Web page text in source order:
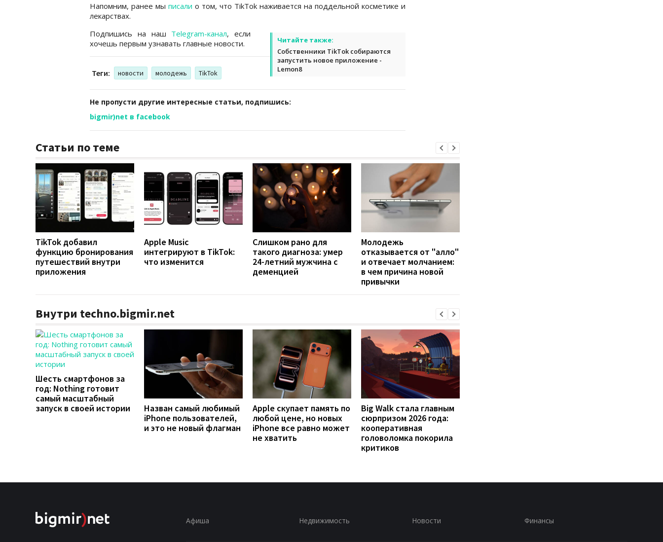
Напомним, ранее мы писали о том, что TikTok наживается на поддельной косметике и
лекарствах.
Читайте также:
Собственники TikTok собираются
запустить новое приложение -
Lemon8
Подпишись на наш Telegram-канал, если
хочешь первым узнавать главные новости.
Теги: новости молодежь TikTok
Не пропусти другие интересные статьи, подпишись:
bigmir)net в facebook
Статьи по теме
TikTok добавил
функцию бронирования
путешествий внутри
приложения
Apple Music
интегрируют в TikTok:
что изменится
Слишком рано для
такого диагноза: умер
24-летний мужчина с
деменцией
Молодежь
отказывается от "алло"
и отвечает молчанием:
в чем причина новой
привычки
Внутри techno.bigmir.net
Шесть смартфонов за
год: Nothing готовит
самый масштабный
запуск в своей истории
Назван самый любимый
iPhone пользователей,
и это не новый флагман
Apple скупает память по
любой цене, но новых
iPhone все равно может
не хватить
Big Walk стала главным
сюрпризом 2026 года:
кооперативная
головоломка покорила
критиков
Афиша Недвижимость Новости Финансы